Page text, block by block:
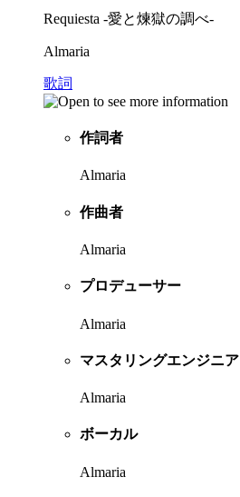
Requiesta -愛と煉獄の調べ-
Almaria
歌詞
作詞者
Almaria
作曲者
Almaria
プロデューサー
Almaria
マスタリングエンジニア
Almaria
ボーカル
Almaria